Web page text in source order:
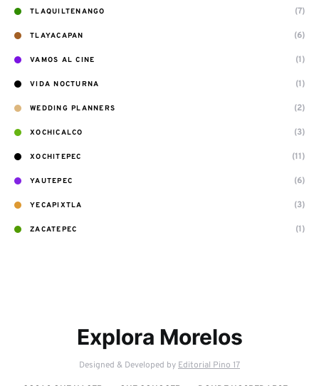
TLAQUILTENANGO (7)
TLAYACAPAN (6)
VAMOS AL CINE (1)
VIDA NOCTURNA (1)
WEDDING PLANNERS (2)
XOCHICALCO (3)
XOCHITEPEC (11)
YAUTEPEC (6)
YECAPIXTLA (3)
ZACATEPEC (1)
Explora Morelos
Designed & Developed byEditorial Pino 17